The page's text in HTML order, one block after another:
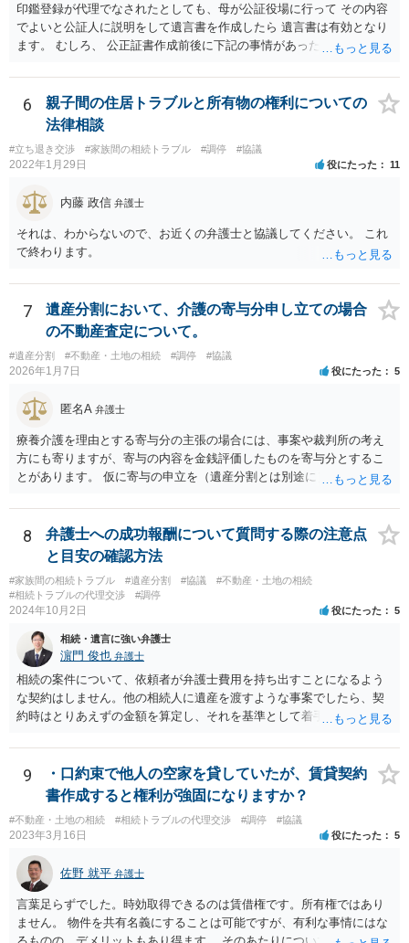
印鑑登録が代理でなされたとしても、母が公証役場に行って その内容
でよいと公証人に説明をして遺言書を作成したら 遺言書は有効となり
ます。 むしろ、 公正証書作成前後に下記の事情があったことが証明で
月に携帯が新しくなった母からの第一声は「ここにいたら殺される」
「面会に来てくれ」で、長男に聞くと「面会は出来ない。俺は携帯電
話の使い方を教える為に会っている」「母の話は聞かなくて良い」と
電話が切れました。その後の電話でも「食事に毒が入っている」「体
にチップが埋められている」等、おかしかったです。 当時の診療記
録、介護認定の資料、介護記録を取得して 弁護士に面談で相談された
方がよいと思います。
6
親子間の住居トラブルと所有物の権利についての
法律相談
#立ち退き交渉 #家族間の相続トラブル #調停 #協議
2022年1月29日 役にたった 11
内藤 政信 弁護士
それは、わからないので、お近くの弁護士と協議してください。 これ
で終わります。
7
遺産分割において、介護の寄与分申し立ての場合
の不動産査定について。
#遺産分割 #不動産・土地の相続 #調停 #協議
2026年1月7日 役にたった 5
匿名A 弁護士
療養介護を理由とする寄与分の主張の場合には、事案や裁判所の考え
方にも寄りますが、寄与の内容を金銭評価したものを寄与分とするこ
とがあります。 仮に寄与の申立を（遺産分割とは別途に）して、その
価）は不要ということもあります。 ただ、前提として、遺産分割はし
なければならないでしょうから、現実的にはいずれにせよ不動産評価
は必要でしょう。
8
弁護士への成功報酬について質問する際の注意点
と目安の確認方法
#家族間の相続トラブル #遺産分割 #協議
#不動産・土地の相続
#相続トラブルの代理交渉
#調停
2024年10月2日 役にたった 5
相続・遺言に強い弁護士
濵門 俊也 弁護士
相続の案件について、依頼者が弁護士費用を持ち出すことになるよう
な契約はしません。他の相続人に遺産を渡すような事案でしたら、契
約時はとりあえずの金額を算定し、それを基準として着手金を設定
あり得ます。 今後の見通しを言わないで契約はできないです。依頼者
が納得できる説明を受けるべきです。
9
・口約束で他人の空家を貸していたが、賃貸契約
書作成すると権利が強固になりますか？
#不動産・土地の相続 #相続トラブルの代理交渉 #調停 #協議
2023年3月16日 役にたった 5
佐野 就平 弁護士
言葉足らずでした。時効取得できるのは賃借権です。所有権ではあり
ません。 物件を共有名義にすることは可能ですが、有利な事情にはな
るものの、デメリットもあり得ます。 そのあたりについては、お近く